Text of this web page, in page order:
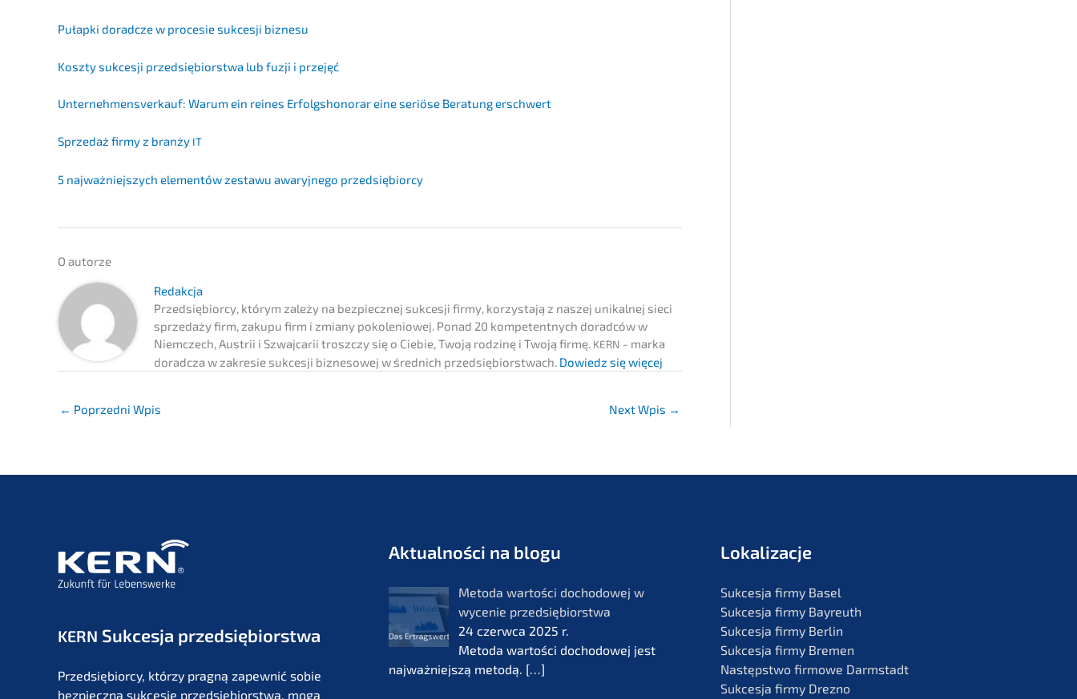
Pułap­ki dorad­c­ze w proce­sie sukces­ji biznesu
Koszty sukces­ji przedsię­bi­orst­wa lub fuzji i przejęć
Unter­nehmens­verkauf: Warum ein reines Erfolgs­ho­no­rar eine seriö­se Beratung erschwert
Sprze­daż firmy z branży IT
5 najważ­nie­js­zych elemen­tów zesta­wu awary­j­n­ego przedsiębiorcy
O autor­ze
Redak­c­ja
Przedsię­bi­or­cy, którym zależy na bezpiecz­nej sukces­ji firmy, korzysta­ją z naszej unikal­nej sieci
sprze­daży firm, zakupu firm i zmiany pokolenio­wej. Ponad 20 kompe­tent­nych dorad­ców w
Niemc­zech, Austrii i Szwaj­ca­rii troszc­zy się o Ciebie, Twoją rodzinę i Twoją firmę. KERN - marka
dorad­c­za w zakre­sie sukces­ji bizne­so­wej w średnich przedsię­bi­orst­wach. Dowiedz się więcej
← Poprzedni Wpis Next Wpis →
KERN Sukces­ja przedsiębiorstwa
Przedsię­bi­or­cy, którzy pragną zapew­nić sobie
bezpiecz­ną sukces­ję przedsię­bi­orst­wa, mogą
Aktual­ności na blogu
Metoda wartości docho­do­wej w
wycenie przedsię­bi­orst­wa
24 czerw­ca 2025 r.
Metoda wartości docho­do­wej jest
najważ­nie­js­zą metodą. […]
Lokali­zac­je
Sukces­ja firmy Basel
Sukces­ja firmy Bayreuth
Sukces­ja firmy Berlin
Sukces­ja firmy Bremen
Następst­wo firmo­we Darmstadt
Sukces­ja firmy Drezno